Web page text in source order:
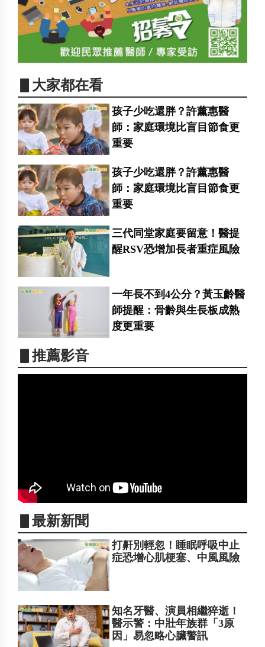
▋大家都在看
孩子少吃還胖？許薰惠醫
師：家庭環境比盲目節食更
重要
孩子少吃還胖？許薰惠醫
師：家庭環境比盲目節食更
重要
三代同堂家庭要留意！醫提
醒RSV恐增加長者重症風險
一年長不到4公分？黃玉齡醫
師提醒：骨齡與生長板成熟
度更重要
▋推薦影音
▋最新新聞
打鼾別輕忽！睡眠呼吸中止
症恐增心肌梗塞、中風風險
知名牙醫、演員相繼猝逝！
醫示警：中壯年族群「3原
因」易忽略心臟警訊